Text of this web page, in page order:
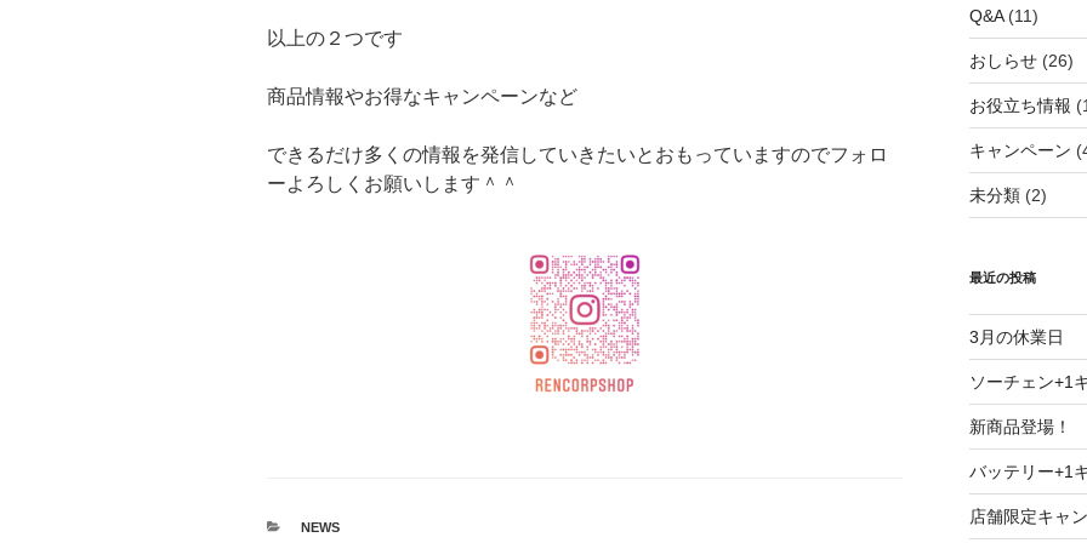
以上の２つです
商品情報やお得なキャンペーンなど
できるだけ多くの情報を発信していきたいとおもっていますのでフォロ
ーよろしくお願いします＾＾
カ
NEWS
Q&A(11)
おしらせ(26)
お役立ち情報
キャンペーン
未分類(2)
最近の投稿
3月の休業日
ソーチェン+1
新商品登場！
バッテリー+1
店舗限定キャ